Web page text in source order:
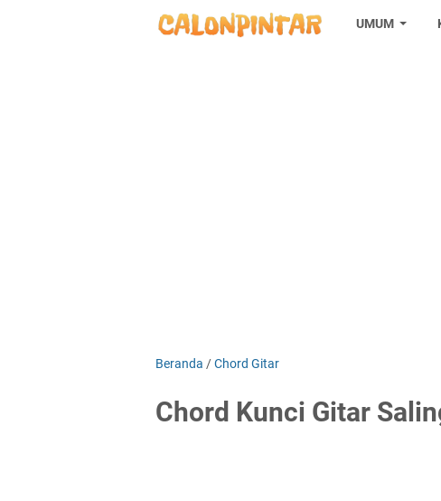
UMUM
Beranda /Chord Gitar
Chord Kunci Gitar